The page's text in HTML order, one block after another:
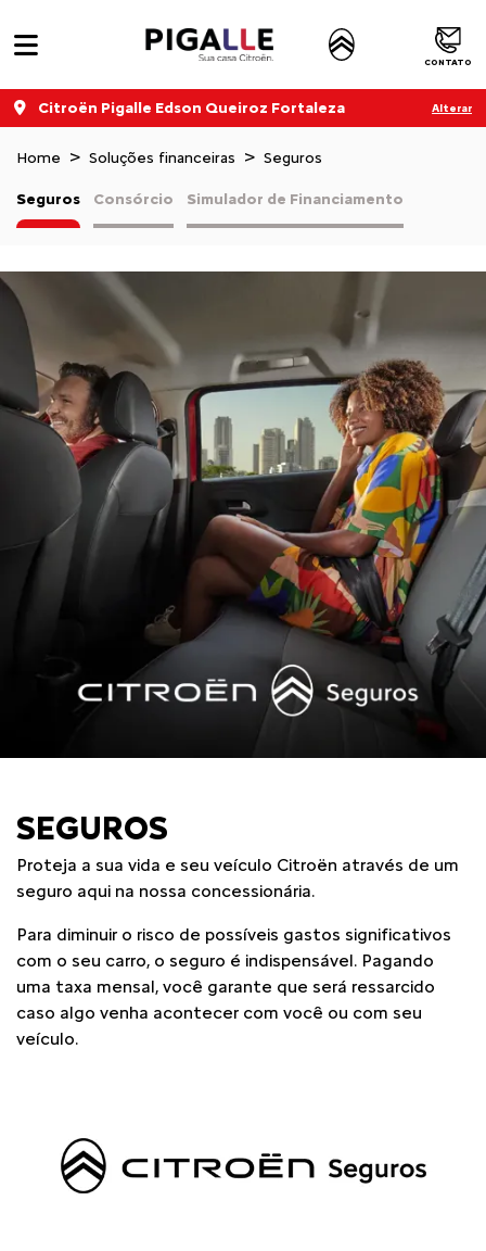
CONTATO
Citroën Pigalle Edson Queiroz Fortaleza Alterar
Home Soluções financeiras Seguros
Consórcio
Seguros Simulador de Financiamento
SEGUROS
Proteja a sua vida e seu veículo Citroën através de um
seguro aqui na nossa concessionária.
Para diminuir o risco de possíveis gastos significativos
com o seu carro, o seguro é indispensável. Pagando
uma taxa mensal, você garante que será ressarcido
caso algo venha acontecer com você ou com seu
veículo.